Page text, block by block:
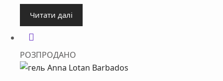
Читати далі
РОЗПРОДАНО